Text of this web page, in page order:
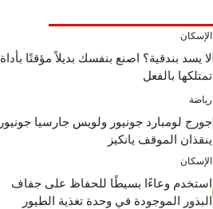
الإسكان
لا يسد بندقية؟ اصنع بنفسك بديلاً مؤقتًا بأداة
تمتلكها بالفعل
رياضة
جورج لومبارد جونيور ولويس جارسيا جونيور
ينقذان الموقف يانكيز
الإسكان
استخدم وعاءًا بسيطًا للحفاظ على جفاف
البذور الموجودة في وحدة تغذية الطيور